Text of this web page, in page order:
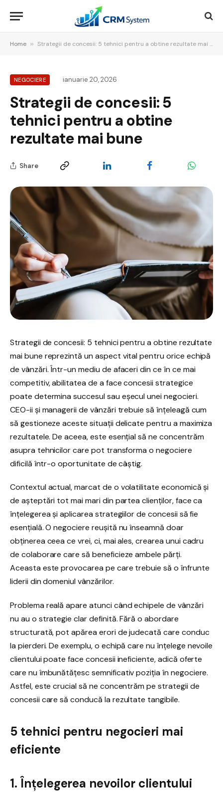
Home » Strategii de concesii: 5 tehnici pentru a obtine rezultate mai bune
NEGOCIERE ianuarie 20, 2026
Strategii de concesii: 5
tehnici pentru a obtine
rezultate mai bune
Share
Strategii de concesii: 5 tehnici pentru a obtine rezultate
mai bune reprezintă un aspect vital pentru orice echipă
de vânzări. Într-un mediu de afaceri din ce în ce mai
competitiv, abilitatea de a face concesii strategice
poate determina succesul sau eșecul unei negocieri.
CEO-ii și managerii de vânzări trebuie să înțeleagă cum
să gestioneze aceste situații delicate pentru a maximiza
rezultatele. De aceea, este esențial să ne concentrăm
asupra tehnicilor care pot transforma o negociere
dificilă într-o oportunitate de câștig.
Contextul actual, marcat de o volatilitate economică și
de așteptări tot mai mari din partea clienților, face ca
înțelegerea și aplicarea strategiilor de concesii să fie
esențială. O negociere reușită nu înseamnă doar
obținerea ceea ce vrei, ci, mai ales, crearea unui cadru
de colaborare care să beneficieze ambele părți.
Aceasta este provocarea pe care trebuie să o înfrunte
liderii din domeniul vânzărilor.
Problema reală apare atunci când echipele de vânzări
nu au o strategie clar definită. Fără o abordare
structurată, pot apărea erori de judecată care conduc
la pierderi. De exemplu, o echipă care nu înțelege nevoile
clientului poate face concesii ineficiente, adică oferte
care nu îmbunătățesc semnificativ poziția în negociere.
Astfel, este crucial să ne concentrăm pe strategii de
concesii care să conducă la rezultate tangibile.
5 tehnici pentru negocieri mai
eficiente
1. Înțelegerea nevoilor clientului